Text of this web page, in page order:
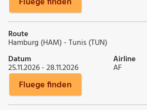
Route
Hamburg (HAM) - Tunis (TUN)
Datum
25.11.2026 - 28.11.2026
Airline
AF
Fluege finden